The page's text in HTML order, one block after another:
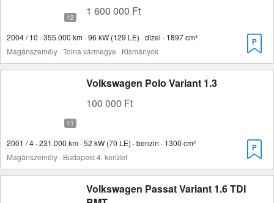
1 600 000 Ft
2004 / 10 · 355.000 km · 96 kW (129 LE) · dízel · 1897 cm³
Magánszemély · Tolna vármegye · Kismányok
Volkswagen Polo Variant 1.3
100 000 Ft
2001 / 4 · 231.000 km · 52 kW (70 LE) · benzin · 1300 cm³
Magánszemély · Budapest 4. kerület
Volkswagen Passat Variant 1.6 TDI